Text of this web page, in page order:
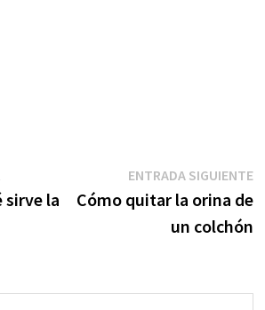
Entrada
anterior:
sirve la
ENTRADA SIGUIENTE
Cómo quitar la orina de
un colchón